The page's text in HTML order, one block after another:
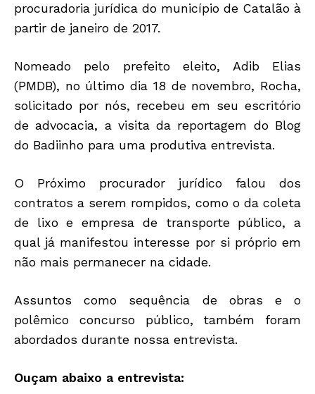
procuradoria jurídica do município de Catalão à
partir de janeiro de 2017.
Nomeado pelo prefeito eleito, Adib Elias
(PMDB), no último dia 18 de novembro, Rocha,
solicitado por nós, recebeu em seu escritório
de advocacia, a visita da reportagem do Blog
do Badiinho para uma produtiva entrevista.
O Próximo procurador jurídico falou dos
contratos a serem rompidos, como o da coleta
de lixo e empresa de transporte público, a
qual já manifestou interesse por si próprio em
não mais permanecer na cidade.
Assuntos como sequência de obras e o
polêmico concurso público, também foram
abordados durante nossa entrevista.
Ouçam abaixo a entrevista: